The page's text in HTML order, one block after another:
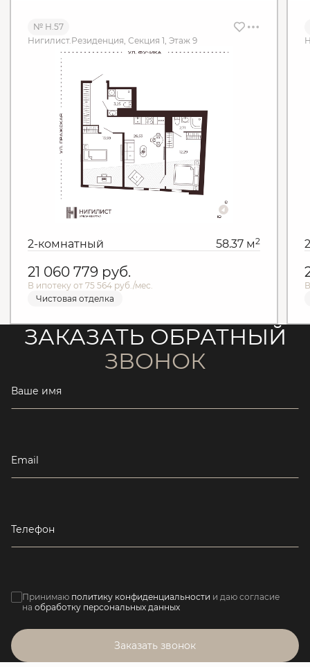
№ Н.57
Нигилист.Резиденция, Секция 1, Этаж 9
2-комнатный 58.37 м2
21 060 779 руб.
В ипотеку от 75 564 руб./мес.
Чистовая отделка
ЗАКАЗАТЬ ОБРАТНЫЙ
ЗВОНОК
Ваше имя
Email
Телефон
Принимаю политику конфиденциальности и даю согласие
на обработку персональных данных
Заказать звонок